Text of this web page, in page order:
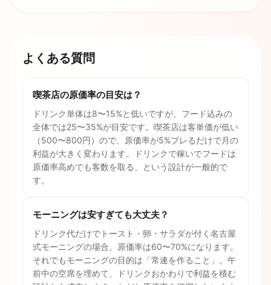
よくある質問
喫茶店の原価率の目安は？
ドリンク単体は8〜15%と低いですが、フード込みの
全体では25〜35%が目安です。喫茶店は客単価が低い
（500〜800円）ので、原価率が5%ブレるだけで月の
利益が大きく変わります。ドリンクで稼いでフードは
原価率高めでも客数を取る、という設計が一般的で
す。
モーニングは安すぎても大丈夫？
ドリンク代だけでトースト・卵・サラダが付く名古屋
式モーニングの場合、原価率は60〜70%になります。
それでもモーニングの目的は「常連を作ること」。午
前中の空席を埋めて、ドリンクおかわりで利益を積む